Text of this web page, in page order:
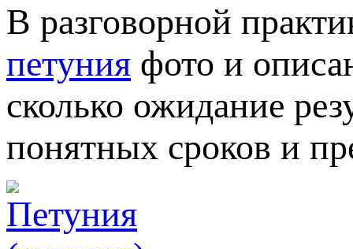
В разговорной
петуния фото и
сколько ожидание
понятных сроков и